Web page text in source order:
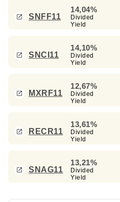
SNFF11
14,04%
Divided
Yield
SNCI11
14,10%
Divided
Yield
MXRF11
12,67%
Divided
Yield
RECR11
13,61%
Divided
Yield
SNAG11
13,21%
Divided
Yield